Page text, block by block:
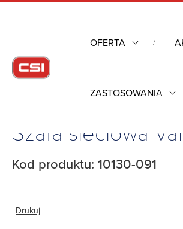
OFERTA
ZASTOSOWANIA
Obudowy przemysłowe
Szafa sieciowa
Kod produktu: 10130-091
Drukuj